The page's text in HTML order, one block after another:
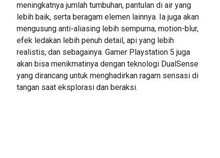
meningkatnya jumlah tumbuhan, pantulan di air yang
lebih baik, serta beragam elemen lainnya. Ia juga akan
mengusung anti-aliasing lebih sempurna, motion-blur,
efek ledakan lebih penuh detail, api yang lebih
realistis, dan sebagainya. Gamer Playstation 5 juga
akan bisa menikmatinya dengan teknologi DualSense
yang dirancang untuk menghadirkan ragam sensasi di
tangan saat eksplorasi dan beraksi.